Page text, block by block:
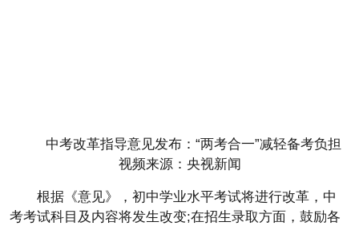
中考改革指导意见发布：“两考合一”减轻备考负担
视频来源：央视新闻
根据《意见》，初中学业水平考试将进行改革，中
考考试科目及内容将发生改变;在招生录取方面，鼓励各